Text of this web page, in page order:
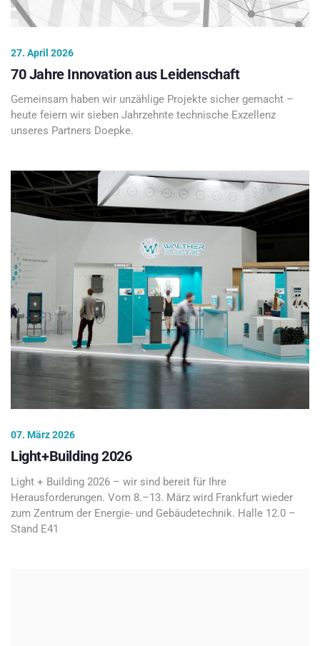
27. April 2026
70 Jahre Innovation aus Leidenschaft
Gemeinsam haben wir unzählige Projekte sicher gemacht –
heute feiern wir sieben Jahrzehnte technische Exzellenz
unseres Partners Doepke.
07. März 2026
Light+Building 2026
Light + Building 2026 – wir sind bereit für Ihre
Herausforderungen. Vom 8.–13. März wird Frankfurt wieder
zum Zentrum der Energie- und Gebäudetechnik. Halle 12.0 –
Stand E41